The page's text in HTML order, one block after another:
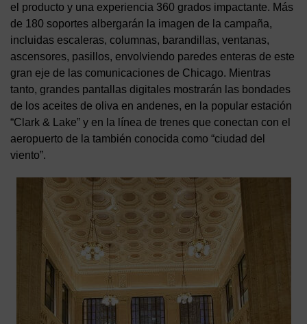
el producto y una experiencia 360 grados impactante. Más
de 180 soportes albergarán la imagen de la campaña,
incluidas escaleras, columnas, barandillas, ventanas,
ascensores, pasillos, envolviendo paredes enteras de este
gran eje de las comunicaciones de Chicago. Mientras
tanto, grandes pantallas digitales mostrarán las bondades
de los aceites de oliva en andenes, en la popular estación
“Clark & Lake” y en la línea de trenes que conectan con el
aeropuerto de la también conocida como “ciudad del
viento”.